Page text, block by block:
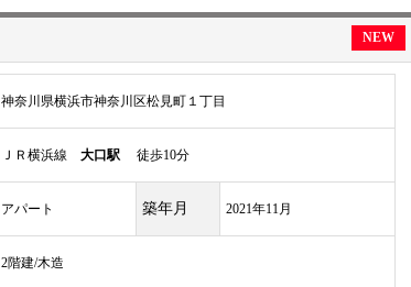
NEW
神奈川県横浜市神奈川区松見町１丁目
ＪＲ横浜線 大口駅 徒歩10分
アパート 築年月 2021年11月
2階建/木造